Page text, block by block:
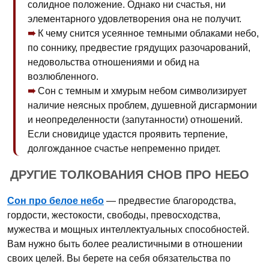
солидное положение. Однако ни счастья, ни
элементарного удовлетворения она не получит.
К чему снится усеянное темными облаками небо,
по соннику, предвестие грядущих разочарований,
недовольства отношениями и обид на
возлюбленного.
Сон с темным и хмурым небом символизирует
наличие неясных проблем, душевной дисгармонии
и неопределенности (запутанности) отношений.
Если сновидице удастся проявить терпение,
долгожданное счастье непременно придет.
ДРУГИЕ ТОЛКОВАНИЯ СНОВ ПРО НЕБО
Сон про белое небо — предвестие благородства,
гордости, жестокости, свободы, превосходства,
мужества и мощных интеллектуальных способностей.
Вам нужно быть более реалистичными в отношении
своих целей. Вы берете на себя обязательства по